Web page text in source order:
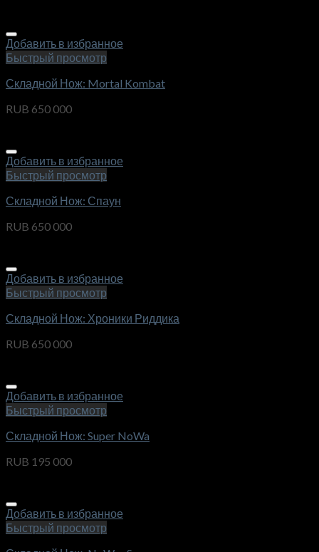
Добавить в избранное
Быстрый просмотр
Складной Нож: Mortal Kombat
RUB 650 000
Добавить в избранное
Быстрый просмотр
Складной Нож: Спаун
RUB 650 000
Добавить в избранное
Быстрый просмотр
Складной Нож: Хроники Риддика
RUB 650 000
Добавить в избранное
Быстрый просмотр
Складной Нож: Super NoWa
RUB 195 000
Добавить в избранное
Быстрый просмотр